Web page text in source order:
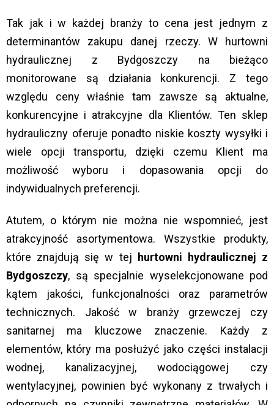
Tak jak i w każdej branży to cena jest jednym z
determinantów zakupu danej rzeczy. W hurtowni
hydraulicznej z Bydgoszczy na bieżąco
monitorowane są działania konkurencji. Z tego
względu ceny właśnie tam zawsze są aktualne,
konkurencyjne i atrakcyjne dla Klientów. Ten sklep
hydrauliczny oferuje ponadto niskie koszty wysyłki i
wiele opcji transportu, dzięki czemu Klient ma
możliwość wyboru i dopasowania opcji do
indywidualnych preferencji.
Atutem, o którym nie można nie wspomnieć, jest
atrakcyjność asortymentowa. Wszystkie produkty,
które znajdują się w tej
hurtowni hydraulicznej z
Bydgoszczy, są specjalnie wyselekcjonowane pod
kątem jakości, funkcjonalności oraz parametrów
technicznych. Jakość w branży grzewczej czy
sanitarnej ma kluczowe znaczenie. Każdy z
elementów, który ma posłużyć jako części instalacji
wodnej, kanalizacyjnej, wodociągowej czy
wentylacyjnej, powinien być wykonany z trwałych i